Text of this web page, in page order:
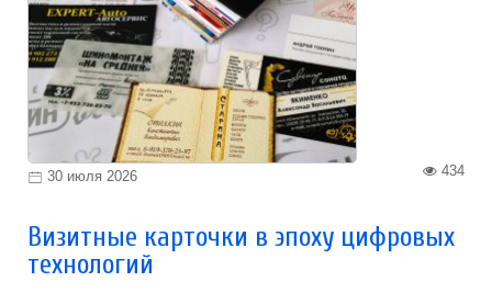
30 июля 2026 434
Визитные карточки в эпоху цифровых
технологий